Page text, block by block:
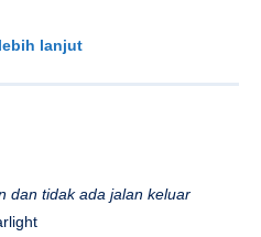
lanjut
dan tidak ada jalan keluar